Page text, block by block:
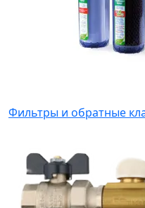
Фильтры и обратные